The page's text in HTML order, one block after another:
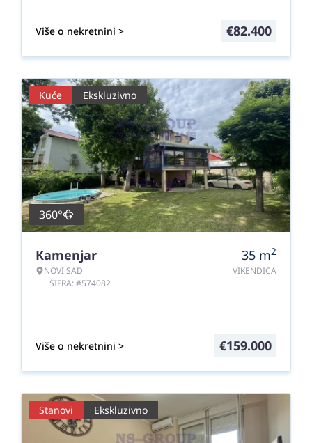
Više o nekretnini > €82.400
Kuće Ekskluzivno
360°
Kamenjar
NOVI SAD
ŠIFRA: #574082
35 m2
VIKENDICA
Više o nekretnini > €159.000
Stanovi Ekskluzivno